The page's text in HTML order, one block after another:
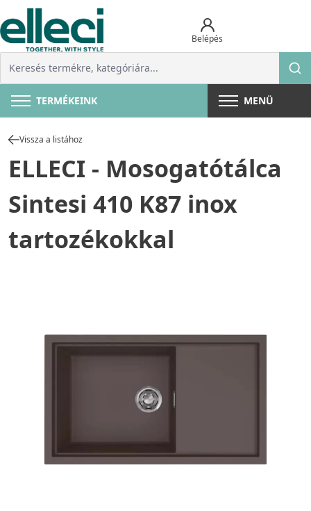
Belépés
TERMÉKEINK MENÜ
Vissza a listához
ELLECI - Mosogatótálca
Sintesi 410 K87 inox
tartozékokkal